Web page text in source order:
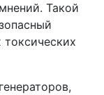
Такой
токсических